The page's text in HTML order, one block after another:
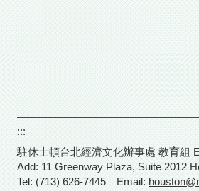
:::
駐休士頓台北經濟文化辦事處 教育組
Add: 11 Greenway Plaza, Suite 2012
Tel: (713) 626-7445 Email: